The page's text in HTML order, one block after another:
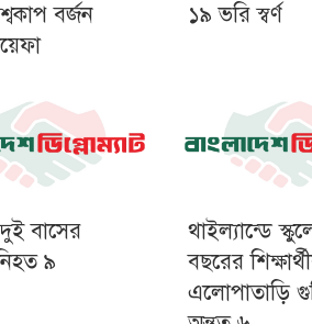
বর্জন
১৯ ভরি স্বর্ণ
বাসের
৯
থাইল্যান্ডে
বছরের
এলোপাতাড়ি